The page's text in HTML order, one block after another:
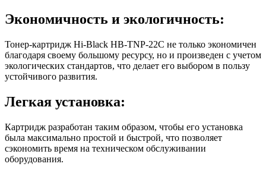
Экономичность и экологичность:
Тонер-картридж Hi-Black HB-TNP-22C не только экономичен
благодаря своему большому ресурсу, но и произведен с учетом
экологических стандартов, что делает его выбором в пользу
устойчивого развития.
Легкая установка:
Картридж разработан таким образом, чтобы его установка
была максимально простой и быстрой, что позволяет
сэкономить время на техническом обслуживании
оборудования.